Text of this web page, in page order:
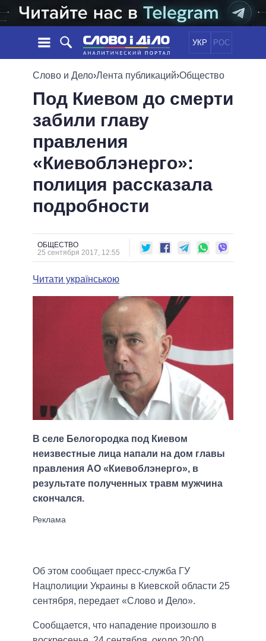
УКР РОС
НОВОСТИ
ЛЕНТА
СОБЫТИЯ
СТАТЬИ
МНЕНИЯ
ОБЗОРЫ
ДАЙДЖЕСТЫ
ПОЛИТИКА
ЭКОНОМИКА
ОБЕЩАНИЯ
ПОЛИТИКИ
ВСЕ ПОЛИТИКИ
ПРЕЗИДЕНТ И ОФИС
ВЕРХОВНАЯ РАДА
КАБИНЕТ МИНИСТРОВ
МЭРЫ
ВСЕ ПЕРСОНЫ
ИНФОГРАФИКА
ВИДЕО
ПОДДЕРЖАТЬ
СРАВНЕНИЕ ПОЛИТИКОВ
Слово и Дело›Лента публикаций›Общество
Под Киевом до смерти
забили главу
правления
«Киевоблэнерго»:
полиция рассказала
подробности
ОБЩЕСТВО
25 сентября 2017, 12:55
Читати українською
В селе Белогородка под Киевом
неизвестные лица напали на дом главы
правления АО «Киевоблэнерго», в
результате полученных травм мужчина
скончался.
Об этом сообщает пресс-служба ГУ
Нацполиции Украины в Киевской области 25
сентября, передает «Слово и Дело».
Сообщается, что нападение произошло в